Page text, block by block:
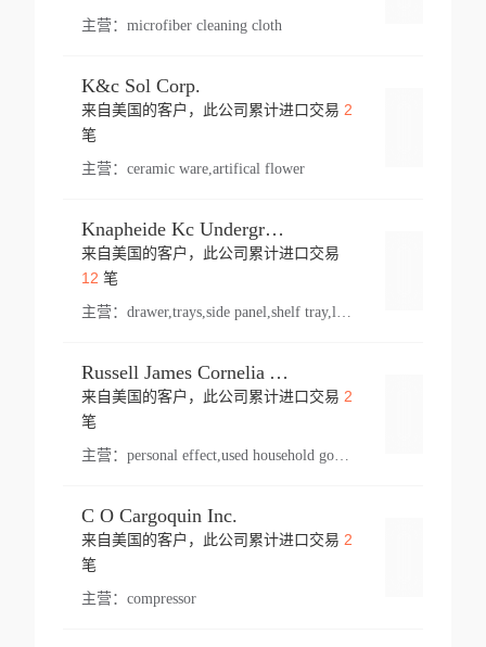
主营： microfiber cleaning cloth
K&c Sol Corp.
来自美国的客户，此公司累计进口交易 2
笔
主营： ceramic ware,artifical flower
Knapheide Kc Underground
来自美国的客户，此公司累计进口交易
12 笔
主营：
Russell James Cornelia Arlington Va
来自美国的客户，此公司累计进口交易 2
笔
主营： personal effect,used household goods
C O Cargoquin Inc.
来自美国的客户，此公司累计进口交易 2
笔
主营： compressor